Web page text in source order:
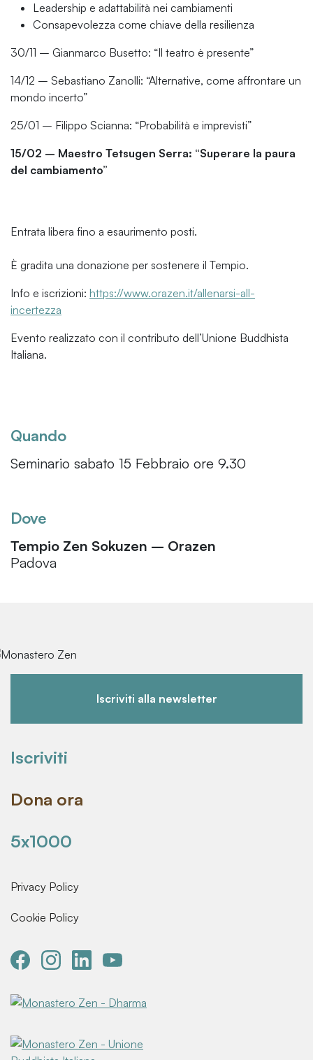
Leadership e adattabilità nei cambiamenti
Consapevolezza come chiave della resilienza
30/11 – Gianmarco Busetto: “Il teatro è presente”
14/12 – Sebastiano Zanolli: “Alternative, come affrontare un
mondo incerto”
25/01 – Filippo Scianna: “Probabilità e imprevisti”
15/02 – Maestro Tetsugen Serra: “Superare la paura
del cambiamento”
Entrata libera fino a esaurimento posti.
È gradita una donazione per sostenere il Tempio.
Info e iscrizioni: https://www.orazen.it/allenarsi-all-
incertezza
Evento realizzato con il contributo dell’Unione Buddhista
Italiana.
Quando
Seminario sabato 15 Febbraio ore 9.30
Dove
Tempio Zen Sokuzen – Orazen
Padova
Iscriviti alla newsletter
Iscriviti
Dona ora
5x1000
Privacy Policy
Cookie Policy